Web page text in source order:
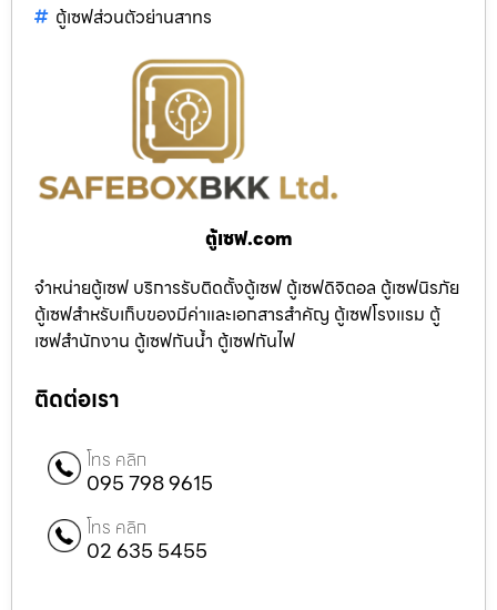
ตู้เซฟส่วนตัวย่านสาทร
ตู้เซฟ.com
จำหน่ายตู้เซฟ บริการรับติดตั้งตู้เซฟ ตู้เซฟดิจิตอล ตู้เซฟนิรภัย
ตู้เซฟสำหรับเก็บของมีค่าและเอกสารสำคัญ ตู้เซฟโรงแรม ตู้
เซฟสำนักงาน ตู้เซฟกันน้ำ ตู้เซฟกันไฟ
ติดต่อเรา
โทร คลิก
095 798 9615
โทร คลิก
02 635 5455